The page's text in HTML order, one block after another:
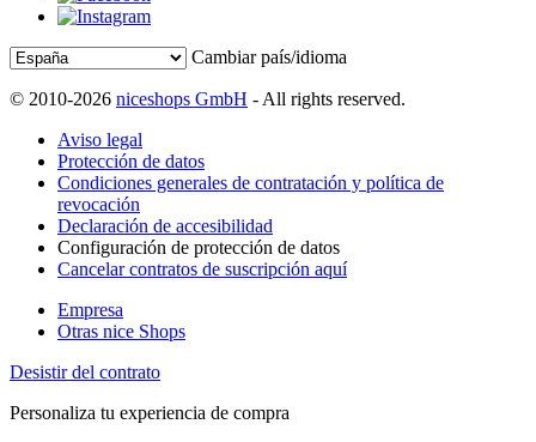
Cambiar país/idioma
© 2010-2026 niceshops GmbH - All rights reserved.
Aviso legal
Protección de datos
Condiciones generales de contratación y política de
revocación
Declaración de accesibilidad
Configuración de protección de datos
Cancelar contratos de suscripción aquí
Empresa
Otras nice Shops
Desistir del contrato
Personaliza tu experiencia de compra